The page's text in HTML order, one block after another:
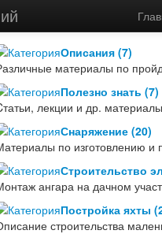
Главная
Описания (7)
материалы по
Полезно знать (7)
лекции и др.
Снаряжение (20)
по изготовлению и
Строительство
ангара на дачном
Постройка яхты
строительства